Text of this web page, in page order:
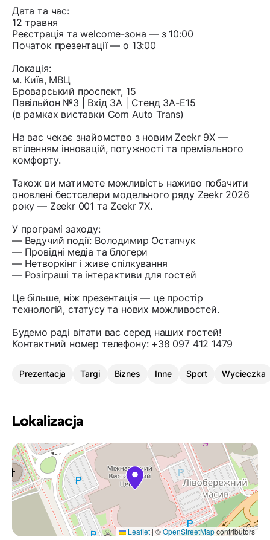
Дата та час:
12 травня
Реєстрація та welcome-зона — з 10:00
Початок презентації — о 13:00
Локація:
м. Київ, МВЦ
Броварський проспект, 15
Павільйон №3 | Вхід 3А | Стенд 3А-Е15
(в рамках виставки Com Auto Trans)
На вас чекає знайомство з новим Zeekr 9X —
втіленням інновацій, потужності та преміального
комфорту.
Також ви матимете можливість наживо побачити
оновлені бестселери модельного ряду Zeekr 2026
року — Zeekr 001 та Zeekr 7X.
У програмі заходу:
— Ведучий події: Володимир Остапчук
— Провідні медіа та блогери
— Нетворкінг і живе спілкування
— Розіграші та інтерактиви для гостей
Це більше, ніж презентація — це простір
технологій, статусу та нових можливостей.
Будемо раді вітати вас серед наших гостей!
Контактний номер телефону: +38 097 412 1479
Prezentacja Targi Biznes Inne Sport Wycieczka
Lokalizacja
Leaflet | ©OpenStreetMapcontributors